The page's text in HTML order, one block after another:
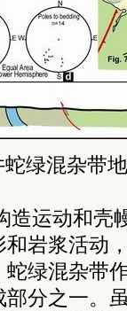
蛇绿混杂带
造运动和壳
岩浆活动
绿混杂带
分之一。